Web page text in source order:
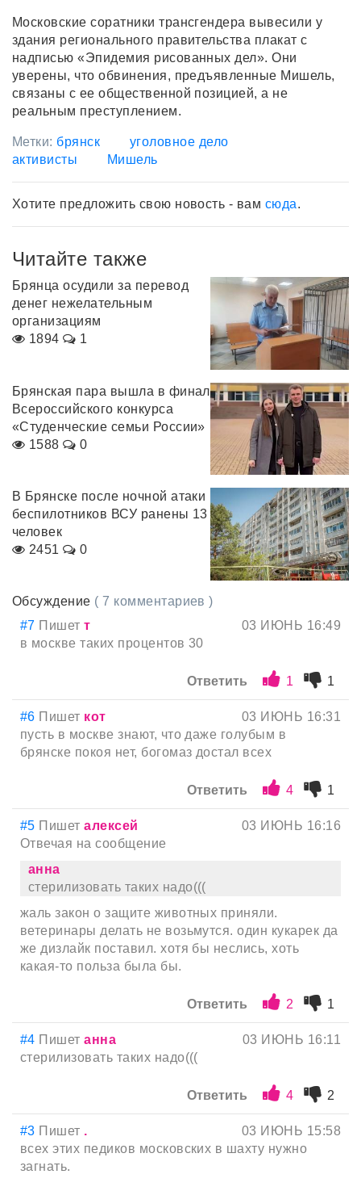
Московские соратники трансгендера вывесили у
здания регионального правительства плакат с
надписью «Эпидемия рисованных дел». Они
уверены, что обвинения, предъявленные Мишель,
связаны с ее общественной позицией, а не
реальным преступлением.
Метки: брянск
уголовное дело
активисты
Мишель
Хотите предложить свою новость - вам сюда.
Читайте также
Брянца осудили за перевод
денег нежелательным
организациям
1894
1
Брянская пара вышла в финал
Всероссийского конкурса
«Студенческие семьи России»
1588
0
В Брянске после ночной атаки
беспилотников ВСУ ранены 13
человек
2451
0
Обсуждение ( 7 комментариев )
#7 Пишетт
03 ИЮНЬ 16:49
в москве таких процентов 30
Ответить 1 1
#6 Пишет кот
03 ИЮНЬ 16:31
пусть в москве знают, что даже голубым в
брянске покоя нет, богомаз достал всех
Ответить 4 1
#5 Пишеталексей
03 ИЮНЬ 16:16
Отвечая на сообщение
анна
стерилизовать таких надо(((
жаль закон о защите животных приняли.
ветеринары делать не возьмутся. один кукарек да
же дизлайк поставил. хотя бы неслись, хоть
какая-то польза была бы.
Ответить 2 1
#4 Пишетанна
03 ИЮНЬ 16:11
стерилизовать таких надо(((
Ответить 4 2
#3 Пишет .
03 ИЮНЬ 15:58
всех этих педиков московских в шахту нужно
загнать.